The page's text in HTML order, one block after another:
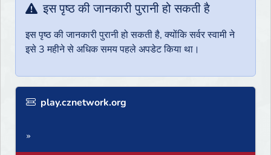
इस पृष्ठ की जानकारी पुरानी हो सकती है
इस पृष्ठ की जानकारी पुरानी हो सकती है, क्योंकि सर्वर स्वामी ने
इसे 3 महीने से अधिक समय पहले अपडेट किया था।
play.cznetwork.org
»